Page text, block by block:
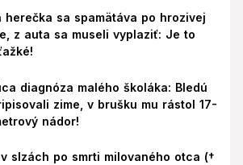
herečka sa spamätáva po hrozivej
z auta sa museli vyplaziť: Je to
diagnóza malého školáka: Bledú
zime, v brušku mu rástol 17-
nádor!
slzách po smrti milovaného otca (†